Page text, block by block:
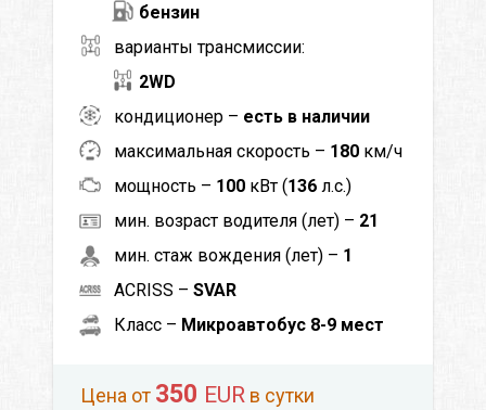
бензин
варианты трансмиссии:
2WD
кондиционер – есть в наличии
максимальная скорость – 180 км/ч
мощность – 100 кВт (136 л.с.)
мин. возраст водителя (лет) – 21
мин. стаж вождения (лет) – 1
ACRISS – SVAR
Класс – Микроавтобус 8-9 мест
Цена от 350 EUR в сутки